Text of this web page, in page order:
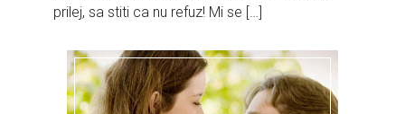
prilej, sa stiti ca nu refuz! Mi se […]